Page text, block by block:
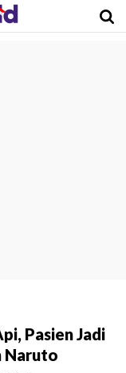
Pasien Jadi
Naruto